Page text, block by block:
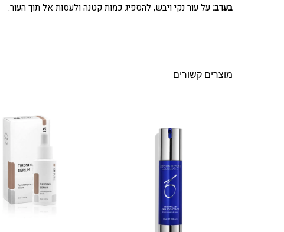
בערב:על עור נקי ויבש, להספיג כמות קטנה ולעסות אל תוך העור.
מוצרים קשורים